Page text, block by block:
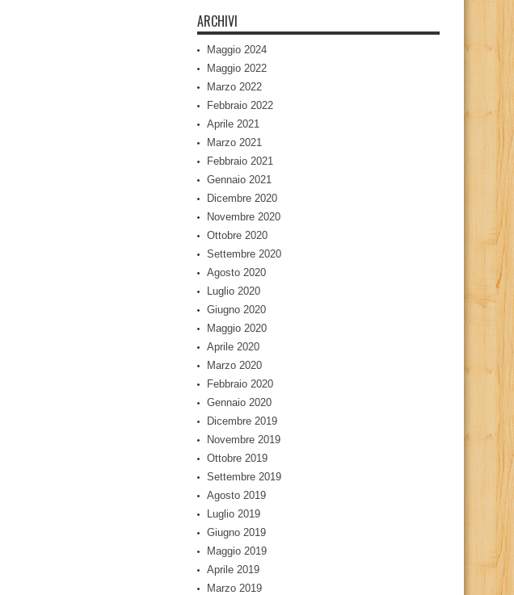
ARCHIVI
Maggio 2024
Maggio 2022
Marzo 2022
Febbraio 2022
Aprile 2021
Marzo 2021
Febbraio 2021
Gennaio 2021
Dicembre 2020
Novembre 2020
Ottobre 2020
Settembre 2020
Agosto 2020
Luglio 2020
Giugno 2020
Maggio 2020
Aprile 2020
Marzo 2020
Febbraio 2020
Gennaio 2020
Dicembre 2019
Novembre 2019
Ottobre 2019
Settembre 2019
Agosto 2019
Luglio 2019
Giugno 2019
Maggio 2019
Aprile 2019
Marzo 2019